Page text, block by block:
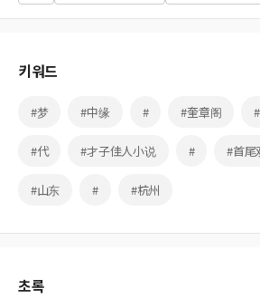
찾기
키워드
#梦 #中缘 # #奎章阁 #
#代 #才子佳人小说 # #首尾
#山东 # #杭州
초록